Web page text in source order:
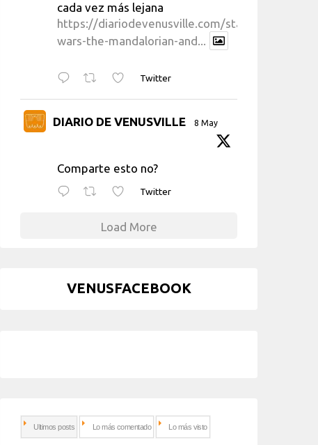
cada vez más lejana
https://diariodevenusville.com/star-
wars-the-mandalorian-and...
Twitter
DIARIO DE VENUSVILLE 8 May
Comparte esto no?
Twitter
Load More
VENUSFACEBOOK
Ultimos posts Lo más comentado Lo más visto